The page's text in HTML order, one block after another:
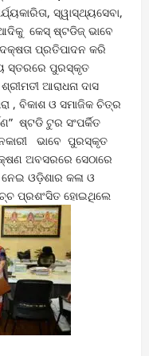
ସ୍ୱାସ୍ଥ୍ୟସେବା,
କେସ୍ ଷ୍ଟଡିଜ୍ ଭାବେ
ପ୍ରତିପାଦନ କରି
ସ୍ତରରେ ପୁରସ୍କୃତ
ଆରାଧନା ଦାସ
, ବିକାଶ ଓ ସମାଜିକ ଚିତ୍ର
ଟୁର ସଂପର୍କିତ
ଭାବେ ପୁରସ୍କୃତ
ଅବସରରେ ସେଠାରେ
ଓଡ଼ିଶାର କଳା ଓ
ପ୍ରଶଂସିତ ହୋଇଥିଲେ